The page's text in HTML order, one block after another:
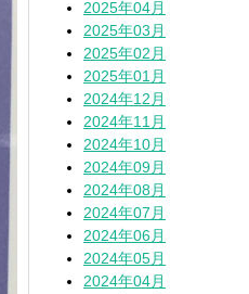
2025年04月
2025年03月
2025年02月
2025年01月
2024年12月
2024年11月
2024年10月
2024年09月
2024年08月
2024年07月
2024年06月
2024年05月
2024年04月